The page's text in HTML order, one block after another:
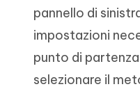
pannello di
impostazioni
punto di
selezionare il